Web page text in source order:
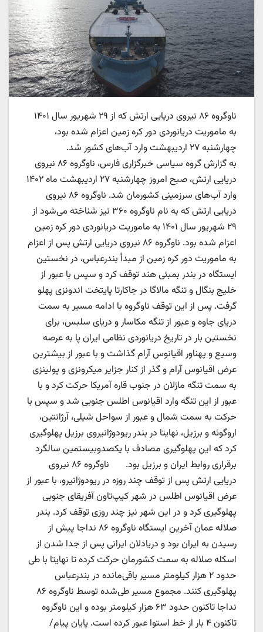
ناوگروه ۸۶ نیروی دریایی ارتش که از ۲۹ شهریور سال ۱۴۰۱
به ماموریت دریانوردی دور کره زمین اعزام شده بود،
چهارشنبه ۲۷ اردیبهشت وارد آب‌های کشور شد.
به گزارش گروه سیاسی خبرگزاری فارس، ناوگروه ۸۶ نیروی
دریایی ارتش، صبح امروز چهارشنبه ۲۷ اردیبهشت ماه ۱۴۰۲
وارد آب‌های سرزمینی کشورمان شد. ناوگروه ۸۶ نیروی
دریایی ارتش که به نام ناوگروه ۳۶۰ نیز شناخته می‌شود از
۲۹ شهریور سال ۱۴۰۱ به ماموریت دریانوردی دور کره زمین
اعزام شده بود. ناوگروه ۸۶ نیروی دریایی ارتش پس از اعزام
به ماموریت دور کره زمین از مبدأ بندرعباس، در نخستین
ایستگاه در بندر بمبئی هند توقف کرد و سپس با عبور از
خلیج بنگال و تنگه مالاگا در جاکارتا پایتخت اندونزی پهلو
گرفت. پس از این توقف ناوگروه با ادامه مسیر به سمت
دریای جاوه و عبور از تنگه مکاسار و دریای سلبس، برای
نخستین بار در تاریخ دریانوردی نظامی ایران پا به عرصه
وسیع و پهناور اقیانوس آرام گذاشت و با عبور از بیشترین
عرض اقیانوس آرام و گذر از کنار جزایر میکرونزی و پولینزی
به سمت تنگه ماژلان در جنوب قاره آمریکا حرکت کرد و با
عبور از این تنگه وارد اقیانوس اطلس جنوبی شد و سپس با
حرکت به سمت شمال و عبور از سواحل شیلی، آرژانتین،
اروگوئه و برزیل، نهایتا در بندر ریودوژانیروی برزیل پهلوگیری
کرد که این پهلوگیری مصادف با یکصدوبیستمین سالگرد
برقراری روابط ایران و برزیل بود. ناوگروه ۸۶ نیروی
دریایی ارتش پس از توقف چند روزه در ریودوژانیرو، با عبور از
عرض اقیانوس اطلس در شهر کیپ‌تاون آفریقای جنوبی
پهلوگیری کرد و در این شهر نیز چند روزی توقف کرد. بندر
صلاله عمان آخرین ایستگاه ناوگروه ۸۶ نداجا پیش از
رسیدن به ایران بود و دریادلان ایرانی پس از جدا شدن از
اسکله صلاله به سمت کشورمان حرکت کرده تا نهایتا با طی
حدود ۲ هزار کیلومتر مسیر باقی‌مانده در بندرعباس
پهلوگیری کنند. مجموع مسیر طی‌شده توسط ناوگروه ۸۶
نداجا تاکنون حدود ۶۳ هزار کیلومتر بوده و این ناوگروه
تاکنون ۴ بار از خط استوا عبور کرده است. پایان پیام/